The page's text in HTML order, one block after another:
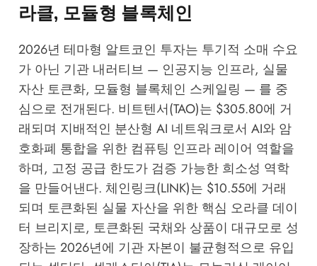
라클, 모듈형 블록체인
2026년 테마형 알트코인 투자는 투기적 소매 수요
가 아닌 기관 내러티브 — 인공지능 인프라, 실물
자산 토큰화, 모듈형 블록체인 스케일링 — 를 중
심으로 전개된다. 비트텐서(TAO)는 $305.80에 거
래되며 지배적인 분산형 AI 네트워크로서 AI와 암
호화폐 통합을 위한 컴퓨팅 인프라 레이어 역할을
하며, 고정 공급 한도가 검증 가능한 희소성 역학
을 만들어낸다. 체인링크(LINK)는 $10.55에 거래
되며 토큰화된 실물 자산을 위한 핵심 오라클 데이
터 브리지로, 토큰화된 국채와 상품이 대규모로 성
장하는 2026년에 기관 자본이 불균형적으로 유입